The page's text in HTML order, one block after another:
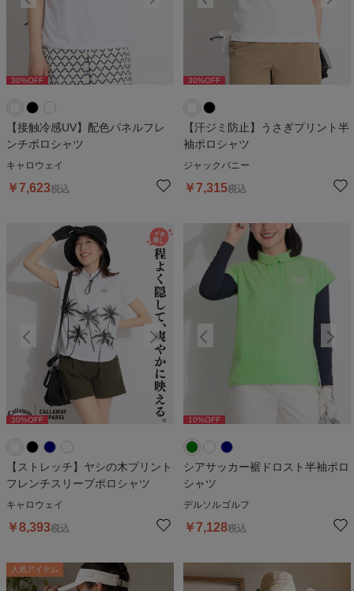
30%OFF %OFF
【接触冷感UV】配色パネルフレ
ンチポロシャツ
キャロウェイ
￥7,623税込
30%OFF 30%OFF
【汗ジミ防止】うさぎプリント半
袖ポロシャツ
ジャックバニー
￥7,315税込
30%OFF %OFF
【ストレッチ】ヤシの木プリント
フレンチスリーブポロシャツ
キャロウェイ
￥8,393税込
10%OFF 10%OFF
シアサッカー裾ドロスト半袖ポロ
シャツ
デルソルゴルフ
￥7,128税込
人気アイテム